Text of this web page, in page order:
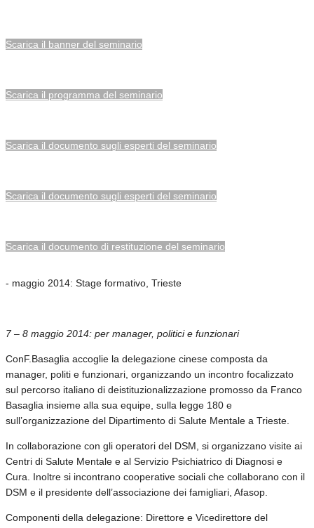
Scarica il banner del seminario
Scarica il programma del seminario
Scarica il documento sugli esperti del seminario
Scarica il documento sugli esperti del seminario
Scarica il documento di restituzione del seminario
- maggio 2014: Stage formativo, Trieste
7 – 8 maggio 2014: per manager, politici e funzionari
ConF.Basaglia accoglie la delegazione cinese composta da
manager, politi e funzionari, organizzando un incontro focalizzato
sul percorso italiano di deistituzionalizzazione promosso da Franco
Basaglia insieme alla sua equipe, sulla legge 180 e
sull’organizzazione del Dipartimento di Salute Mentale a Trieste.
In collaborazione con gli operatori del DSM, si organizzano visite ai
Centri di Salute Mentale e al Servizio Psichiatrico di Diagnosi e
Cura. Inoltre si incontrano cooperative sociali che collaborano con il
DSM e il presidente dell’associazione dei famigliari, Afasop.
Componenti della delegazione: Direttore e Vicedirettore del